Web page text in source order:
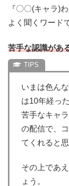
『〇〇(キャラ)
よく聞くワード
苦手な認識があ
いまは色ん
は10年経っ
苦手なキャ
の配信で、
てくれると思
その上であ
ょう。